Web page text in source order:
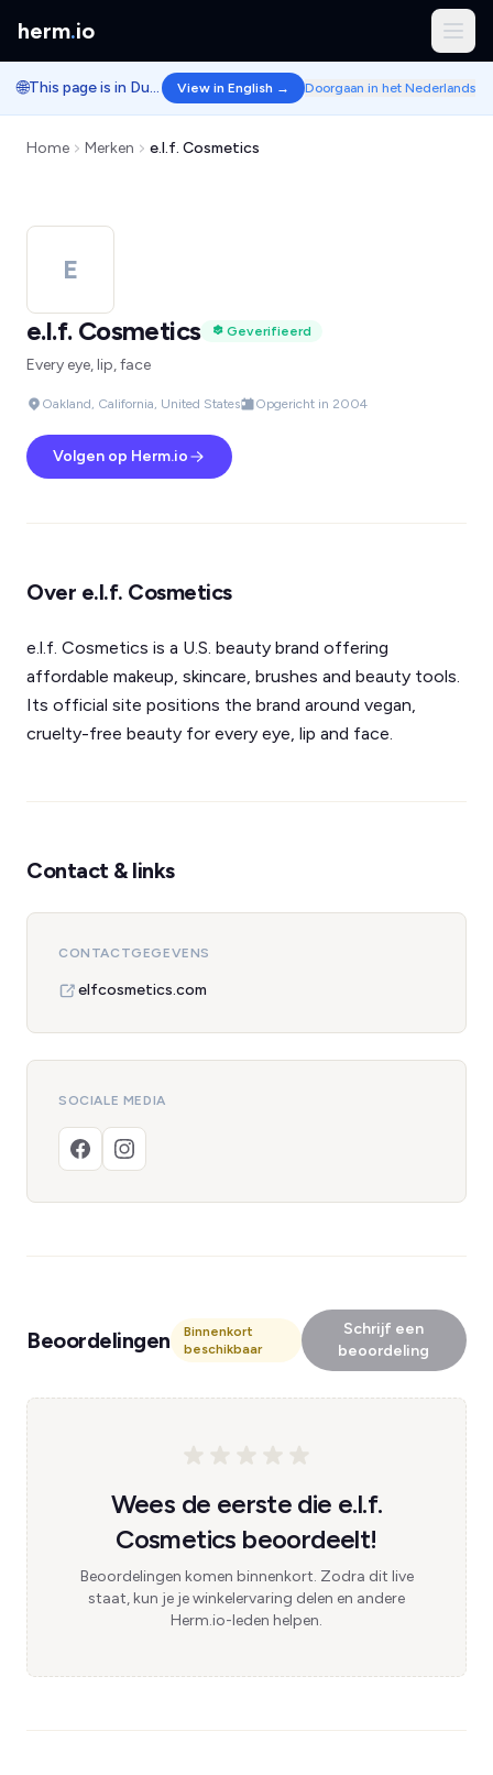
herm.io
🌐 This page is in Dutch. View in English → Doorgaan in het Nederlands
Home Merken e.l.f. Cosmetics
E
e.l.f. Cosmetics
Geverifieerd
Every eye, lip, face
Oakland, California, United States Opgericht in 2004
Volgen op Herm.io
Over e.l.f. Cosmetics
e.l.f. Cosmetics is a U.S. beauty brand offering
affordable makeup, skincare, brushes and beauty tools.
Its official site positions the brand around vegan,
cruelty-free beauty for every eye, lip and face.
Contact & links
CONTACTGEGEVENS
elfcosmetics.com
SOCIALE MEDIA
Beoordelingen
Binnenkort
beschikbaar
Schrijf een
beoordeling
Wees de eerste die e.l.f.
Cosmetics beoordeelt!
Beoordelingen komen binnenkort. Zodra dit live
staat, kun je je winkelervaring delen en andere
Herm.io-leden helpen.